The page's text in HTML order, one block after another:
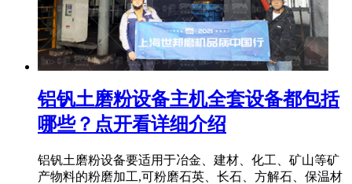
铝钒土磨粉设备主机全套设备都包括
哪些？点开看详细介绍
铝钒土磨粉设备要适用于冶金、建材、化工、矿山等矿
产物料的粉磨加工,可粉磨石英、长石、方解石、保温材